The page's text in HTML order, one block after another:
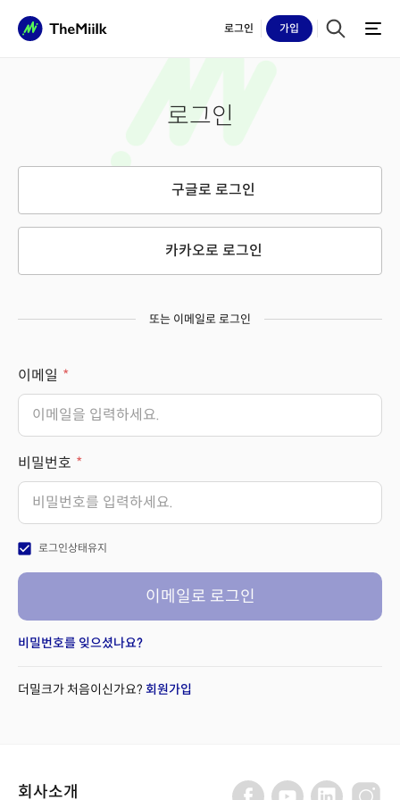
로그인 가입
로그인
구글로 로그인
카카오로 로그인
또는 이메일로 로그인
이메일
비밀번호
check_box 로그인상태유지
이메일로 로그인
비밀번호를 잊으셨나요?
더밀크가 처음이신가요? 회원가입
회사소개